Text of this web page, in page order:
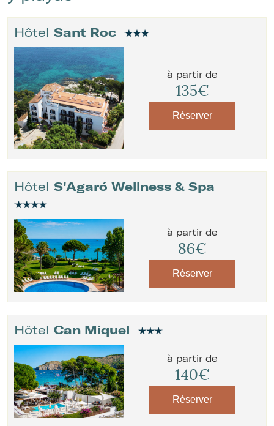
Hôtel Sant Roc
à partir de
135€
Réserver
Hôtel S'Agaró Wellness & Spa
à partir de
86€
Réserver
Hôtel Can Miquel
à partir de
140€
Réserver